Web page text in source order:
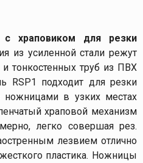
с храповиком для резки
из усиленной стали режут
и тонкостенных труб из ПВХ
подходит для резки
ножницами в узких местах
храповой механизм
легко совершая рез.
лезвием отлично
пластика. Ножницы